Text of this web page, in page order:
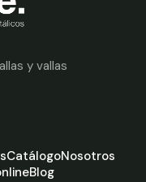
y vallas
CatálogoNosotros
Blog